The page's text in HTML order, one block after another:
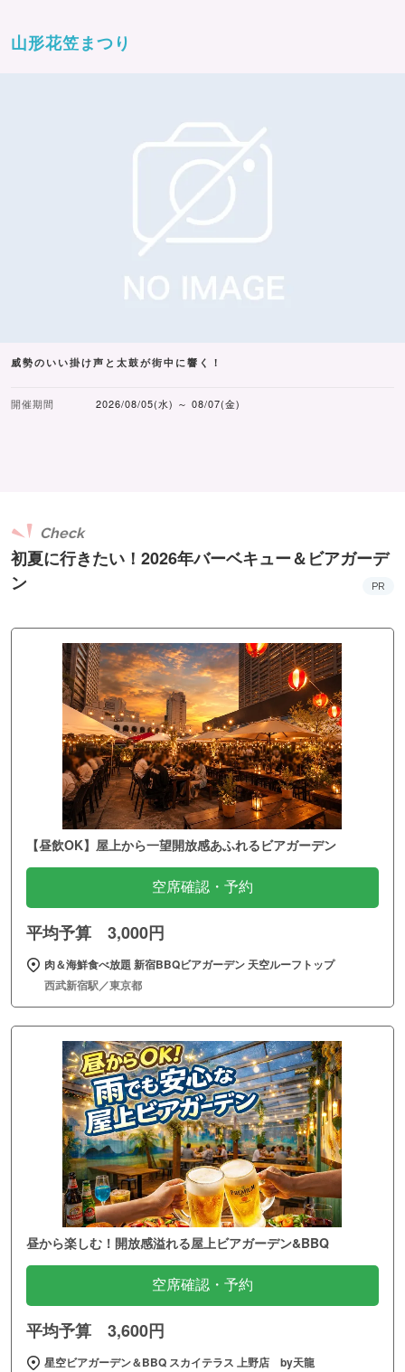
山形花笠まつり
威勢のいい掛け声と太鼓が街中に響く！
開催期間 2026/08/05(水) ～ 08/07(金)
初夏に行きたい！2026年バーベキュー＆ビアガーデ
ン
Check
PR
【昼飲OK】屋上から一望開放感あふれるビアガーデン
空席確認・予約
平均予算 3,000円
肉＆海鮮食べ放題 新宿BBQビアガーデン 天空ルーフトップ
西武新宿駅／東京都
昼から楽しむ！開放感溢れる屋上ビアガーデン&BBQ
空席確認・予約
平均予算 3,600円
星空ビアガーデン＆BBQ スカイテラス 上野店 by天龍